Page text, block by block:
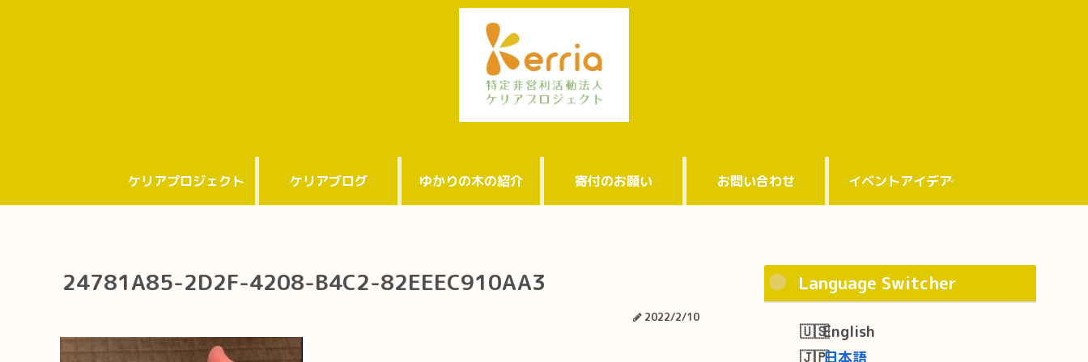
ケリアプロジェクト ケリアブログ ゆかりの木の紹介 寄付のお願い お問い合わせ イベントアイデア
24781A85-2D2F-4208-B4C2-82EEEC910AA3
2022/2/10
Language Switcher
English
日本語